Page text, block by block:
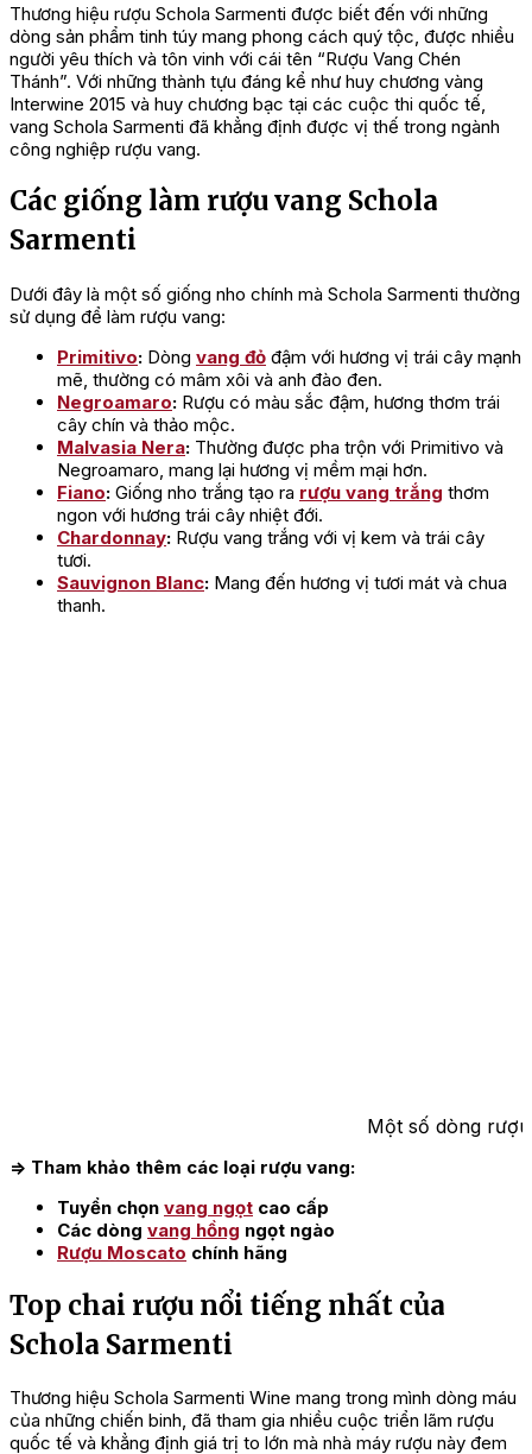
Thương hiệu rượu Schola Sarmenti được biết đến với những
dòng sản phẩm tinh túy mang phong cách quý tộc, được nhiều
người yêu thích và tôn vinh với cái tên “Rượu Vang Chén
Thánh”. Với những thành tựu đáng kể như huy chương vàng
Interwine 2015 và huy chương bạc tại các cuộc thi quốc tế,
vang Schola Sarmenti đã khẳng định được vị thế trong ngành
công nghiệp rượu vang.
Các giống làm rượu vang Schola
Sarmenti
Dưới đây là một số giống nho chính mà Schola Sarmenti thường
sử dụng để làm rượu vang:
Primitivo: Dòng vang đỏ đậm với hương vị trái cây mạnh
mẽ, thường có mâm xôi và anh đào đen.
Negroamaro: Rượu có màu sắc đậm, hương thơm trái
cây chín và thảo mộc.
Malvasia Nera: Thường được pha trộn với Primitivo và
Negroamaro, mang lại hương vị mềm mại hơn.
Fiano: Giống nho trắng tạo ra rượu vang trắng thơm
ngon với hương trái cây nhiệt đới.
Chardonnay: Rượu vang trắng với vị kem và trái cây
tươi.
Sauvignon Blanc: Mang đến hương vị tươi mát và chua
thanh.
Một số dòng
=> Tham khảo thêm các loại rượu vang:
Tuyển chọn vang ngọt cao cấp
Các dòng vang hồng ngọt ngào
Rượu Moscato chính hãng
Top chai rượu nổi tiếng nhất của
Schola Sarmenti
Thương hiệu Schola Sarmenti Wine mang trong mình dòng máu
của những chiến binh, đã tham gia nhiều cuộc triển lãm rượu
quốc tế và khẳng định giá trị to lớn mà nhà máy rượu này đem